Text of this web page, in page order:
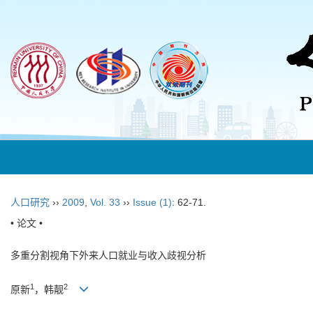
人口研究 ›› 2009 Vol. 33 ›› Issue (1): 62-71.
• 论文 •
多重分割视角下外来人口就业与收入歧视分析
原新1 ，韩靓2